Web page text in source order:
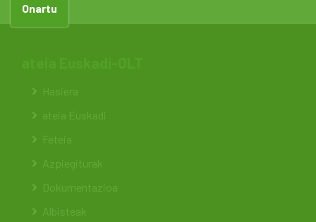
Hasiera
ateia Euskadi
Feteia
Azpiegiturak
Dokumentazioa
Albisteak
Onartu